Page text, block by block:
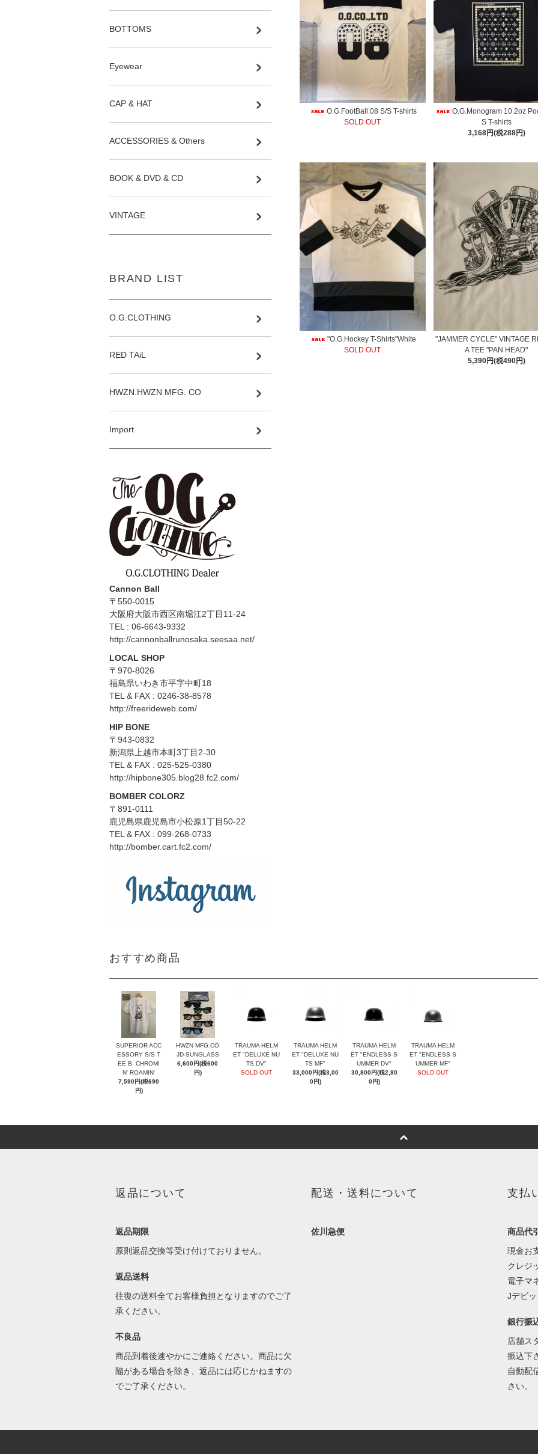
O.G.FootBall.08 S/S T-shirts
SOLD OUT
O.G.Monogram 10.2oz
S T-shirts
3,168円(税288円)
"O.G.Hockey T-Shirts"White
SOLD OUT
"JAMMER CYCLE" VINTAGE
A TEE "PAN HEAD"
5,390円(税490円)
BOTTOMS
Eyewear
CAP & HAT
ACCESSORIES & Others
BOOK & DVD & CD
VINTAGE
BRAND LIST
O.G.CLOTHING
RED TAiL
HWZN.HWZN MFG. CO
Import
Cannon Ball
〒550-0015
大阪府大阪市西区南堀江2丁目11-24
TEL : 06-6643-9332
http://cannonballrunosaka.seesaa.net/
LOCAL SHOP
〒970-8026
福島県いわき市平字中町18
TEL & FAX : 0246-38-8578
http://freerideweb.com/
HIP BONE
〒943-0832
新潟県上越市本町3丁目2-30
TEL & FAX : 025-525-0380
http://hipbone305.blog28.fc2.com/
BOMBER COLORZ
〒891-0111
鹿児島県鹿児島市小松原1丁目50-22
TEL & FAX : 099-268-0733
http://bomber.cart.fc2.com/
おすすめ商品
SUPERIOR ACC
ESSORY S/S T
EE B. CHROMI
N' ROAMIN'
7,590円(税690
円)
HWZN MFG.CO
JD-SUNGLASS
6,600円(税600
円)
TRAUMA HELM
ET "DELUXE NU
TS.DV"
SOLD OUT
TRAUMA HELM
ET "DELUXE NU
TS MF"
33,000円(税3,00
0円)
TRAUMA HELM
ET "ENDLESS S
UMMER DV"
30,800円(税2,80
0円)
TRAUMA HELM
ET "ENDLESS S
UMMER MF"
SOLD OUT
返品について
返品期限
原則返品交換等受け付けておりません。
返品送料
往復の送料全てお客様負担となりますのでご了
承ください。
不良品
商品到着後速やかにご連絡ください。商品に欠
陥がある場合を除き、返品には応じかねますの
でご了承ください。
配送・送料について
佐川急便
支払
商品代
現金お
クレジ
電子マ
Jデビッ
銀行振
店舗ス
振込下
自動配
さい。